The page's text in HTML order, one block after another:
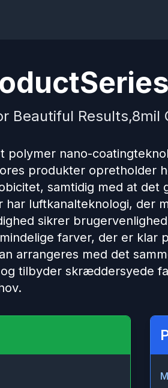
Beautiful
polymer nano-
produkter opretholder
samtidig med at
luftkanalteknologi, der
sikrer
farver, der er klar
arrangeres med det
tilbyder skræddersyede